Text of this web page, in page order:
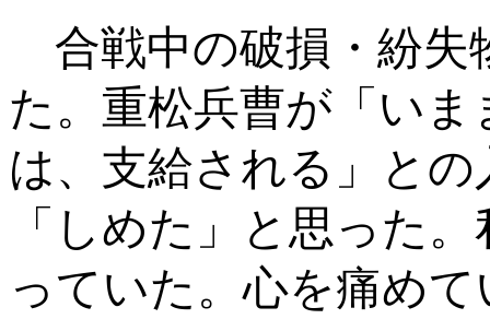
合戦中の破損・紛失
た。重松兵曹が「い
は、支給される」と
「しめた」と思った
っていた。心を痛め